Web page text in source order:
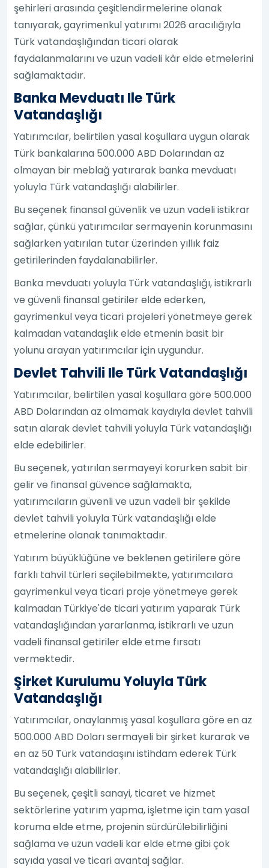
şehirleri arasında çeşitlendirmelerine olanak
tanıyarak, gayrimenkul yatırımı 2026 aracılığıyla
Türk vatandaşlığından ticari olarak
faydalanmalarını ve uzun vadeli kâr elde etmelerini
sağlamaktadır.
Banka Mevduatı Ile Türk
Vatandaşlığı
Yatırımcılar, belirtilen yasal koşullara uygun olarak
Türk bankalarına 500.000 ABD Dolarından az
olmayan bir meblağ yatırarak banka mevduatı
yoluyla Türk vatandaşlığı alabilirler.
Bu seçenek finansal güvenlik ve uzun vadeli istikrar
sağlar, çünkü yatırımcılar sermayenin korunmasını
sağlarken yatırılan tutar üzerinden yıllık faiz
getirilerinden faydalanabilirler.
Banka mevduatı yoluyla Türk vatandaşlığı, istikrarlı
ve güvenli finansal getiriler elde ederken,
gayrimenkul veya ticari projeleri yönetmeye gerek
kalmadan vatandaşlık elde etmenin basit bir
yolunu arayan yatırımcılar için uygundur.
Devlet Tahvili Ile Türk Vatandaşlığı
Yatırımcılar, belirtilen yasal koşullara göre 500.000
ABD Dolarından az olmamak kaydıyla devlet tahvili
satın alarak devlet tahvili yoluyla Türk vatandaşlığı
elde edebilirler.
Bu seçenek, yatırılan sermayeyi korurken sabit bir
gelir ve finansal güvence sağlamakta,
yatırımcıların güvenli ve uzun vadeli bir şekilde
devlet tahvili yoluyla Türk vatandaşlığı elde
etmelerine olanak tanımaktadır.
Yatırım büyüklüğüne ve beklenen getirilere göre
farklı tahvil türleri seçilebilmekte, yatırımcılara
gayrimenkul veya ticari proje yönetmeye gerek
kalmadan Türkiye'de ticari yatırım yaparak Türk
vatandaşlığından yararlanma, istikrarlı ve uzun
vadeli finansal getiriler elde etme fırsatı
vermektedir.
Şirket Kurulumu Yoluyla Türk
Vatandaşlığı
Yatırımcılar, onaylanmış yasal koşullara göre en az
500.000 ABD Doları sermayeli bir şirket kurarak ve
en az 50 Türk vatandaşını istihdam ederek Türk
vatandaşlığı alabilirler.
Bu seçenek, çeşitli sanayi, ticaret ve hizmet
sektörlerine yatırım yapma, işletme için tam yasal
koruma elde etme, projenin sürdürülebilirliğini
sağlama ve uzun vadeli kar elde etme gibi çok
sayıda yasal ve ticari avantaj sağlar.